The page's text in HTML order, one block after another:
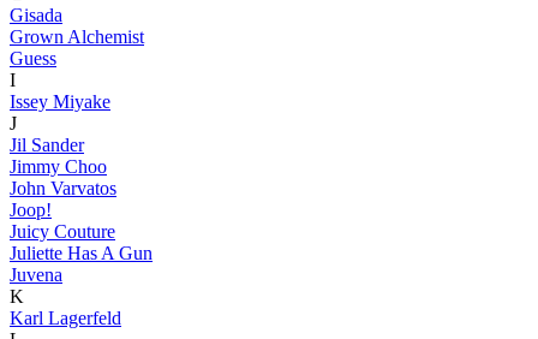
Gisada
Grown Alchemist
Guess
I
Issey Miyake
J
Jil Sander
Jimmy Choo
John Varvatos
Joop!
Juicy Couture
Juliette Has A Gun
Juvena
K
Karl Lagerfeld